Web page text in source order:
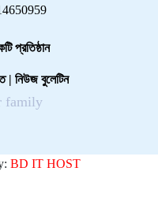
প্রতিষ্ঠান
| নিউজ বুলেটিন
family
BD IT HOST